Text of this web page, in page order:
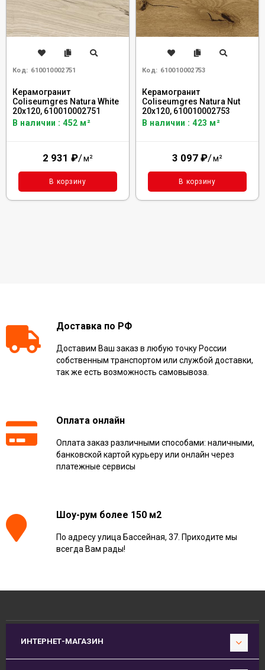
Код: 610010002751
Керамогранит
Coliseumgres Natura White
20x120, 610010002751
В наличии : 452 м²
2 931 ₽/м²
В корзину
Код: 610010002753
Керамогранит
Coliseumgres Natura Nut
20x120, 610010002753
В наличии : 423 м²
3 097 ₽/м²
В корзину
Доставка по РФ
Доставим Ваш заказ в любую точку России
собственным транспортом или службой доставки,
так же есть возможность самовывоза.
Оплата онлайн
Оплата заказ различными способами: наличными,
банковской картой курьеру или онлайн через
платежные сервисы
Шоу-рум более 150 м2
По адресу улица Бассейная, 37. Приходите мы
всегда Вам рады!
ИНТЕРНЕТ-МАГАЗИН